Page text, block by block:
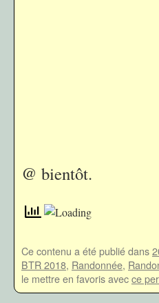
@ bientôt.
Ce contenu a été publié dans
BTR 2018, Randonnée,
le mettre en favoris avecce